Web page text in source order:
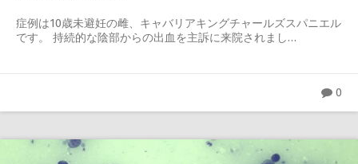
症例は10歳未避妊の雌、キャバリアキングチャールズスパニエル
です。 持続的な陰部からの出血を主訴に来院されまし…
0